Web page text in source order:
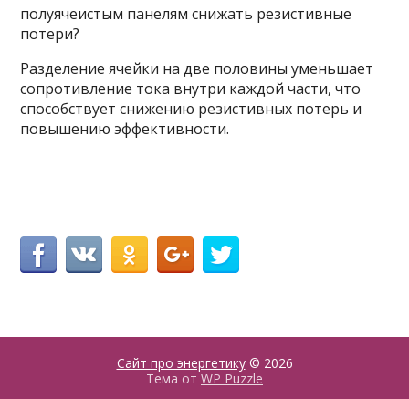
полуячеистым панелям снижать резистивные
потери?
Разделение ячейки на две половины уменьшает
сопротивление тока внутри каждой части, что
способствует снижению резистивных потерь и
повышению эффективности.
Сайт про энергетику© 2026
Тема от WP Puzzle